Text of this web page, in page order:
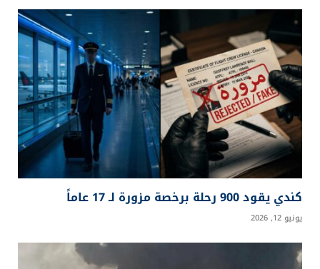
كندي يقود 900 رحلة برخصة مزورة لـ 17 عاماً
يونيو 12, 2026